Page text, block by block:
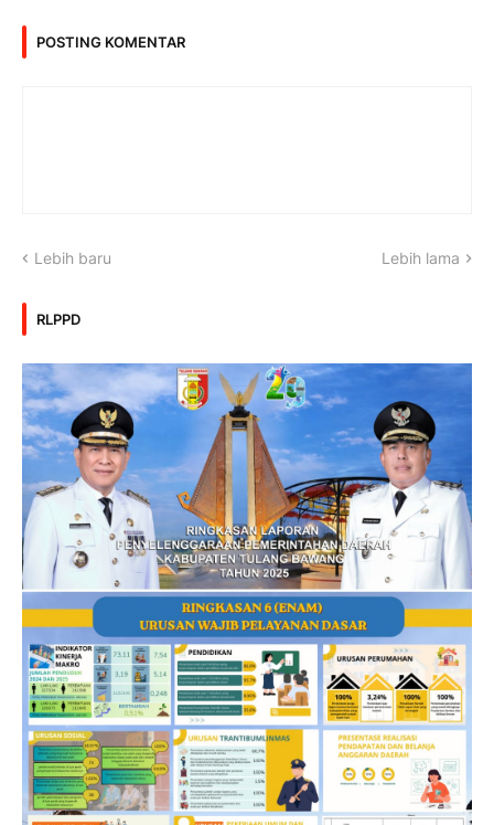
POSTING KOMENTAR
Lebih baru Lebih lama
RLPPD